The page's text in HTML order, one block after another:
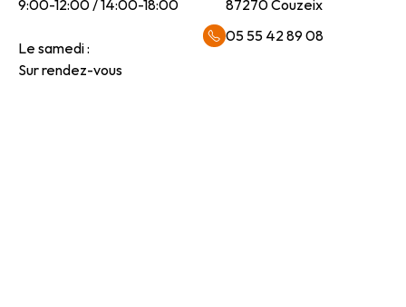
9:00-12:00 / 14:00-18:00
Le samedi :
Sur rendez-vous
87270 Couzeix
05 55 42 89 08